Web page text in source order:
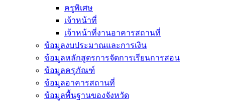
ครูพิเศษ
เจ้าหน้าที่
เจ้าหน้าที่งานอาคารสถานที่
ข้อมูลงบประมาณและการเงิน
ข้อมูลหลักสูตรการจัดการเรียนการสอน
ข้อมูลครุภัณฑ์
ข้อมูลอาคารสถานที่
ข้อมูลพื้นฐานของจังหวัด